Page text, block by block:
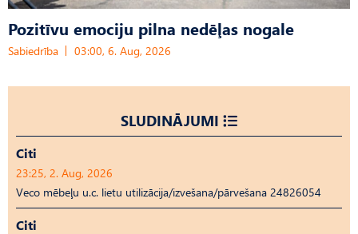
Pozitīvu emociju pilna nedēļas nogale
Sabiedrība 03:00, 6. Aug, 2026
SLUDINĀJUMI
Citi
23:25, 2. Aug, 2026
Veco mēbeļu u.c. lietu utilizācija/izvešana/pārvešana 24826054
Citi